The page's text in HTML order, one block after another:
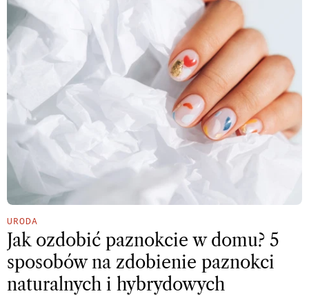
URODA
Jak ozdobić paznokcie w domu? 5
sposobów na zdobienie paznokci
naturalnych i hybrydowych